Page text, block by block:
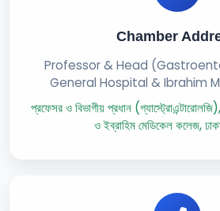
Chamber
Professor & Head
General Hospital & Ibrahim
প্রফেসর ও বিভাগীয় প্রধান
ও ইব্রাহিম মেডিকেল কলেজ,